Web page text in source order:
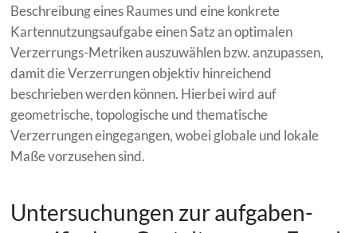
Beschreibung eines Raumes und eine konkrete
Kartennutzungsaufgabe einen Satz an optimalen
Verzerrungs-Metriken auszuwählen bzw. anzupassen,
damit die Verzerrungen objektiv hinreichend
beschrieben werden können. Hierbei wird auf
geometrische, topologische und thematische
Verzerrungen eingegangen, wobei globale und lokale
Maße vorzusehen sind.
Untersuchungen zur aufgaben-